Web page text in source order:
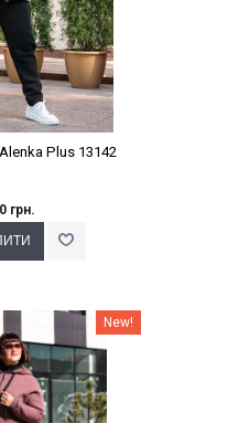
Plus 13142
грн.
з % New!